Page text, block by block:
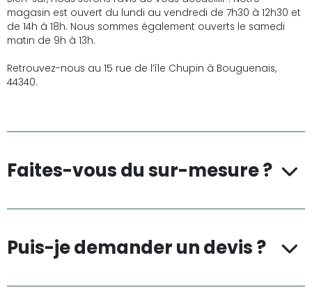
magasin est ouvert du lundi au vendredi de 7h30 à 12h30 et
de 14h à 18h. Nous sommes également ouverts le samedi
matin de 9h à 13h.
Retrouvez-nous au 15 rue de l’île Chupin à Bouguenais,
44340.
Faites-vous du sur-mesure ?
Puis-je demander un devis ?